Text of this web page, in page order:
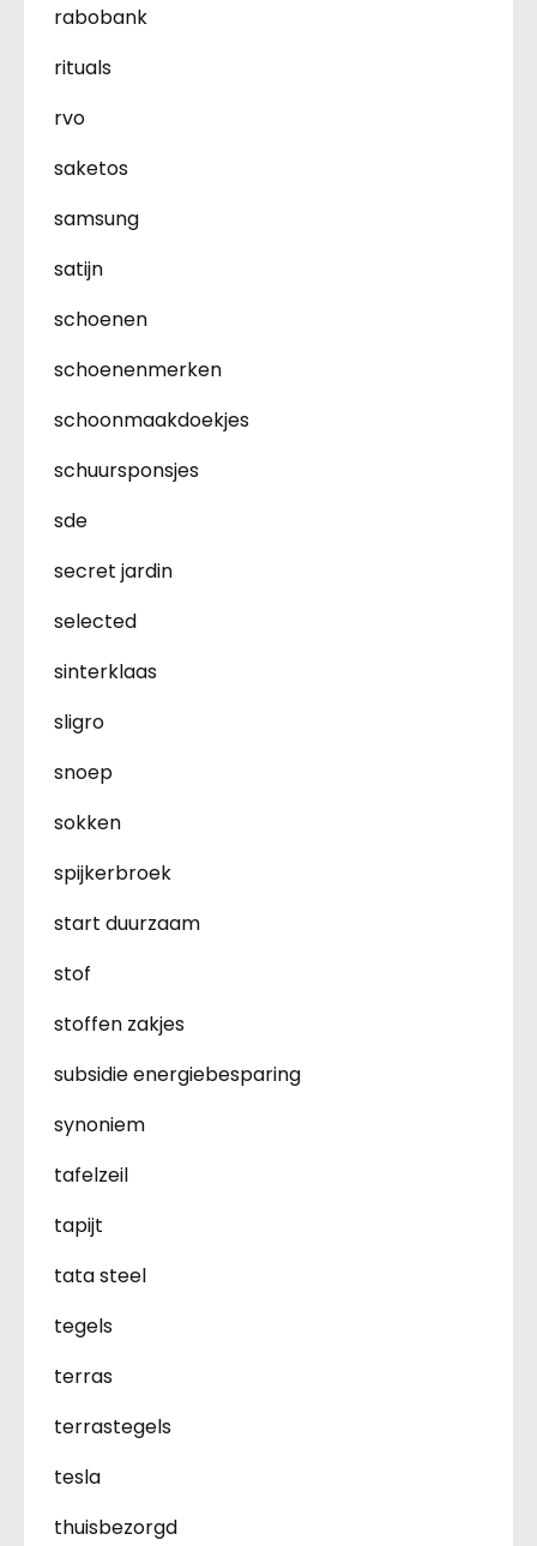
rabobank
rituals
rvo
saketos
samsung
satijn
schoenen
schoenenmerken
schoonmaakdoekjes
schuursponsjes
sde
secret jardin
selected
sinterklaas
sligro
snoep
sokken
spijkerbroek
start duurzaam
stof
stoffen zakjes
subsidie energiebesparing
synoniem
tafelzeil
tapijt
tata steel
tegels
terras
terrastegels
tesla
thuisbezorgd